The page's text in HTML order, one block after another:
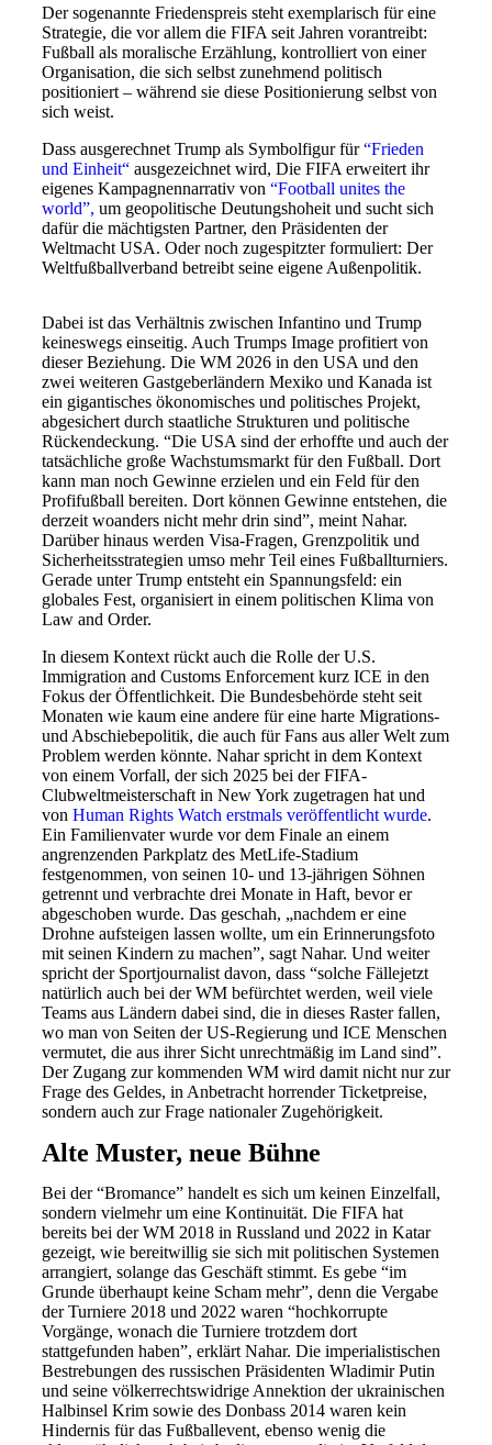
Der sogenannte Friedenspreis steht exemplarisch für eine
Strategie, die vor allem die FIFA seit Jahren vorantreibt:
Fußball als moralische Erzählung, kontrolliert von einer
Organisation, die sich selbst zunehmend politisch
positioniert – während sie diese Positionierung selbst von
sich weist.
Dass ausgerechnet Trump als Symbolfigur für“Frieden
und Einheit“ ausgezeichnet wird, Die FIFA erweitert ihr
eigenes Kampagnennarrativ von “Football unites the
world”, um geopolitische Deutungshoheit und sucht sich
dafür die mächtigsten Partner, den Präsidenten der
Weltmacht USA. Oder noch zugespitzter formuliert: Der
Weltfußballverband betreibt seine eigene Außenpolitik.
Dabei ist das Verhältnis zwischen Infantino und Trump
keineswegs einseitig. Auch Trumps Image profitiert von
dieser Beziehung. Die WM 2026 in den USA und den
zwei weiteren Gastgeberländern Mexiko und Kanada ist
ein gigantisches ökonomisches und politisches Projekt,
abgesichert durch staatliche Strukturen und politische
Rückendeckung. “Die USA sind der erhoffte und auch der
tatsächliche große Wachstumsmarkt für den Fußball. Dort
kann man noch Gewinne erzielen und ein Feld für den
Profifußball bereiten. Dort können Gewinne entstehen, die
derzeit woanders nicht mehr drin sind”, meint Nahar.
Darüber hinaus werden Visa-Fragen, Grenzpolitik und
Sicherheitsstrategien umso mehr Teil eines Fußballturniers.
Gerade unter Trump entsteht ein Spannungsfeld: ein
globales Fest, organisiert in einem politischen Klima von
Law and Order.
In diesem Kontext rückt auch die Rolle der U.S.
Immigration and Customs Enforcement kurz ICE in den
Fokus der Öffentlichkeit. Die Bundesbehörde steht seit
Monaten wie kaum eine andere für eine harte Migrations-
und Abschiebepolitik, die auch für Fans aus aller Welt zum
Problem werden könnte. Nahar spricht in dem Kontext
von einem Vorfall, der sich 2025 bei der FIFA-
Clubweltmeisterschaft in New York zugetragen hat und
von Human Rights Watch erstmals veröffentlicht wurde.
Ein Familienvater wurde vor dem Finale an einem
angrenzenden Parkplatz des MetLife-Stadium
festgenommen, von seinen 10- und 13-jährigen Söhnen
getrennt und verbrachte drei Monate in Haft, bevor er
abgeschoben wurde. Das geschah, „nachdem er eine
Drohne aufsteigen lassen wollte, um ein Erinnerungsfoto
mit seinen Kindern zu machen”, sagt Nahar. Und weiter
spricht der Sportjournalist davon, dass “solche Fällejetzt
natürlich auch bei der WM befürchtet werden, weil viele
Teams aus Ländern dabei sind, die in dieses Raster fallen,
wo man von Seiten der US-Regierung und ICE Menschen
vermutet, die aus ihrer Sicht unrechtmäßig im Land sind”.
Der Zugang zur kommenden WM wird damit nicht nur zur
Frage des Geldes, in Anbetracht horrender Ticketpreise,
sondern auch zur Frage nationaler Zugehörigkeit.
Alte Muster, neue Bühne
Bei der “Bromance” handelt es sich um keinen Einzelfall,
sondern vielmehr um eine Kontinuität. Die FIFA hat
bereits bei der WM 2018 in Russland und 2022 in Katar
gezeigt, wie bereitwillig sie sich mit politischen Systemen
arrangiert, solange das Geschäft stimmt. Es gebe “im
Grunde überhaupt keine Scham mehr”, denn die Vergabe
der Turniere 2018 und 2022 waren “hochkorrupte
Vorgänge, wonach die Turniere trotzdem dort
stattgefunden haben”, erklärt Nahar. Die imperialistischen
Bestrebungen des russischen Präsidenten Wladimir Putin
und seine völkerrechtswidrige Annektion der ukrainischen
Halbinsel Krim sowie des Donbass 2014 waren kein
Hindernis für das Fußballevent, ebenso wenig die